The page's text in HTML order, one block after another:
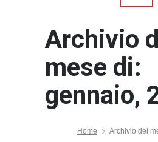
Archivio
mese di:
gennaio,
Home Archivio del